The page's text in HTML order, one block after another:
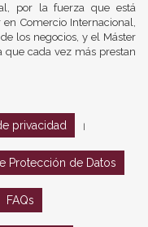
por la fuerza que está
Comercio Internacional,
los negocios, y el Máster
que cada vez más prestan
privacidad
Protección de Datos
FAQs